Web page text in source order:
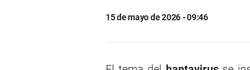
15 de mayo de 2026 - 09:46